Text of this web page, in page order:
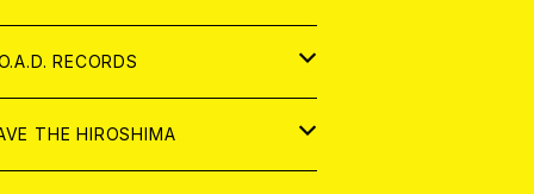
RECORDS
THE HIROSHIMA